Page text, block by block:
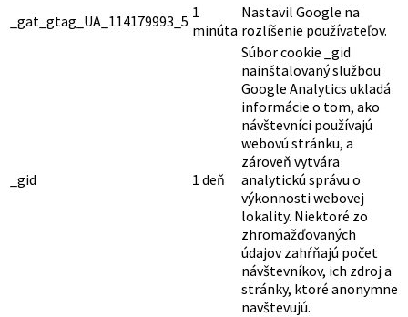
_gat_gtag_UA_114179993_5 1
minúta
Nastavil Google na
rozlíšenie používateľov.
_gid 1 deň
Súbor cookie _gid
nainštalovaný službou
Google Analytics ukladá
informácie o tom, ako
návštevníci používajú
webovú stránku, a
zároveň vytvára
analytickú správu o
výkonnosti webovej
lokality. Niektoré zo
zhromažďovaných
údajov zahŕňajú počet
návštevníkov, ich zdroj a
stránky, ktoré anonymne
navštevujú.